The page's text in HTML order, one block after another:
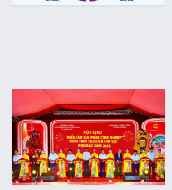
về
động
Logistics
HOẠT
ĐỘNG